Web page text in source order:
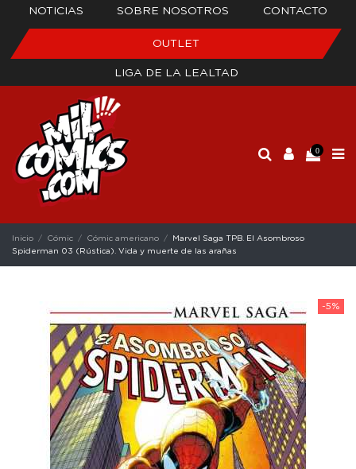
NOTICIAS SOBRE NOSOTROS CONTACTO
OUTLET
LIGA DE LA LEALTAD
0
Inicio Cómic Cómic americano
Marvel Saga TPB. El Asombroso
Spiderman 03 (Rústica). Vida y muerte de las arañas
-5%